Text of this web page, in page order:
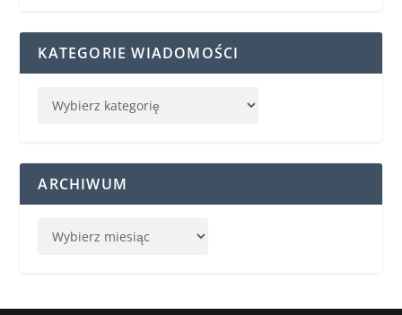
KATEGORIE WIADOMOŚCI
ARCHIWUM